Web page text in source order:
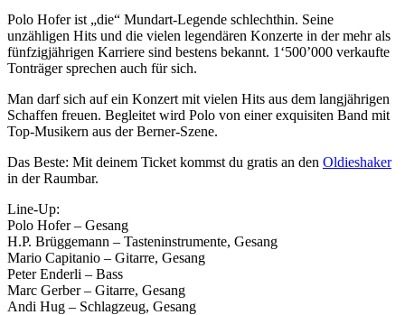
Polo Hofer ist „die“ Mundart-Legende schlechthin. Seine
unzähligen Hits und die vielen legendären Konzerte in der mehr als
fünfzigjährigen Karriere sind bestens bekannt. 1‘500’000 verkaufte
Tonträger sprechen auch für sich.
Man darf sich auf ein Konzert mit vielen Hits aus dem langjährigen
Schaffen freuen. Begleitet wird Polo von einer exquisiten Band mit
Top-Musikern aus der Berner-Szene.
Das Beste: Mit deinem Ticket kommst du gratis an den Oldieshaker
in der Raumbar.
Line-Up:
Polo Hofer – Gesang
H.P. Brüggemann – Tasteninstrumente, Gesang
Mario Capitanio – Gitarre, Gesang
Peter Enderli – Bass
Marc Gerber – Gitarre, Gesang
Andi Hug – Schlagzeug, Gesang